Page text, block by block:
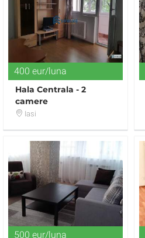
400 eur/luna
Hala Centrala - 2
camere
Iasi
500 eur/luna